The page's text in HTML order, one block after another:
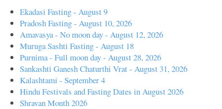
Ekadasi Fasting - August 9
Pradosh Fasting - August 10, 2026
Amavasya - No moon day - August 12, 2026
Muruga Sashti Fasting - August 18
Purnima - Full moon day - August 28, 2026
Sankashti Ganesh Chaturthi Vrat - August 31, 2026
Kalashtami - September 4
Hindu Festivals and Fasting Dates in August 2026
Shravan Month 2026